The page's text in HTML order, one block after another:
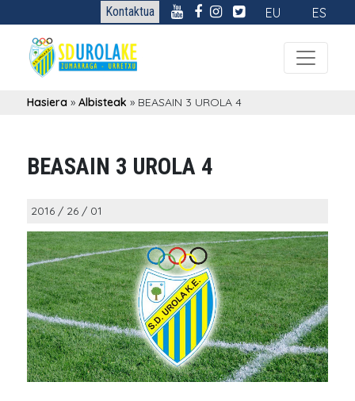
Kontaktua EU ES
Hasiera »Albisteak » BEASAIN 3 UROLA 4
BEASAIN 3 UROLA 4
2016 / 26 / 01